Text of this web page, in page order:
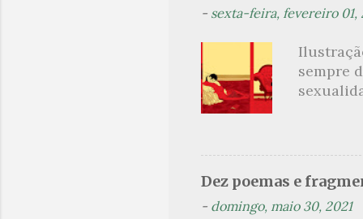
á
r
o
s
- sexta-feira, fevereiro 01,
sempre
sido
Dez poemas e
- domingo, maio 30, 2021